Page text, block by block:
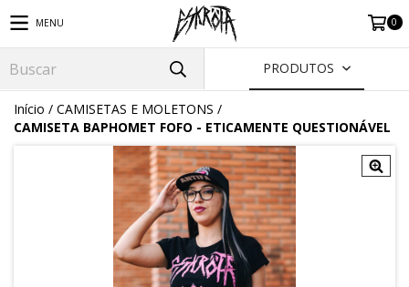
MENU 0
PRODUTOS
Início / CAMISETAS E MOLETONS /
CAMISETA BAPHOMET FOFO - ETICAMENTE QUESTIONÁVEL